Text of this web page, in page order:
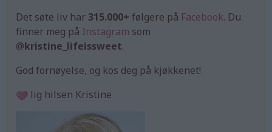
Det søte liv har315.000+ følgere på Facebook. Du
finner meg på Instagram som
@kristine_lifeissweet.
God fornøyelse, og kos deg på kjøkkenet!
lig hilsen Kristine